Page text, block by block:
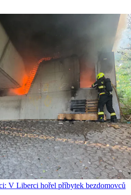
V Liberci hořel příbytek bezdomovců